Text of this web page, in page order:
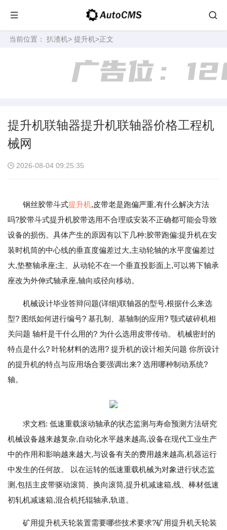
当前位置： 扒渣机> 提升机>正文
提升机联轴器提升机联轴器价格工程机
械网
2026-08-04 09:25:35
钢丝胶带斗式提升机,皮带老是跑偏严重,有什么解决方法
吗?胶带斗式提升机胶带选用不合理或安装不正确都可能会导致
设备的损伤。具体产生的原因有以下几种:胶带跑偏:提升机在安
装时机筒的中心线的垂直度偏差过大,主动轮轴的水平度偏差过
大,垫整轴承座;主、从动轮不在一个垂直投影面上,可以将下轴承
座改为外伸式轴承座,轴向或径向移动。
机械设计毕业答辩问题(详细)联轴器的型号,根据什么来选
型? 图纸如何进行编号? 基孔制、基轴制的应用? 颚式破碎机相
关问题 轴杆是干什么用的? 为什么选用皮带传动。 机械密封的
特点是什么? 叶轮材料的选用? 提升机的设计相关问题 你所设计
的提升机的特点与应用场合要强调出来? 选用哪种制动系统?
轴。
求文档: 低速重载滚动轴承的状态监测与寿命预测方法研究
机械设备越来越复杂,自动化水平越来越高,设备在现代工业生产
中的作用和影响越来越大,与设备有关的费用越来越高,机器运行
中发生的任何故。 以在运转的低速重载机械为对象进行状态监
测,包括主皮带驱动滚筒、换向滚筒,提升机减速箱,线、棒材低速
初轧机减速箱,混合机托辊轴承,轨道。
矿用提升机天轮装置需要哪些技术要求?矿用提升机天轮装